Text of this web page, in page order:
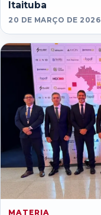
Itaituba
20 DE MARÇO DE 2026
MATERIA